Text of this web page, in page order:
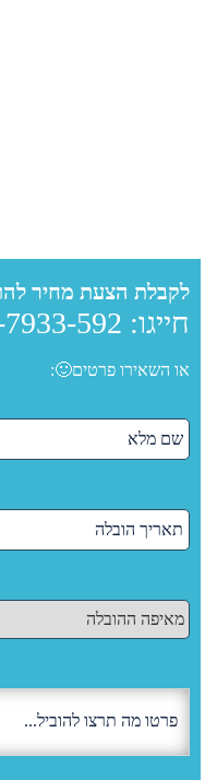
לקבלת הצעת מחיר
חייגו: 592
או השאירו פרטים🙂: